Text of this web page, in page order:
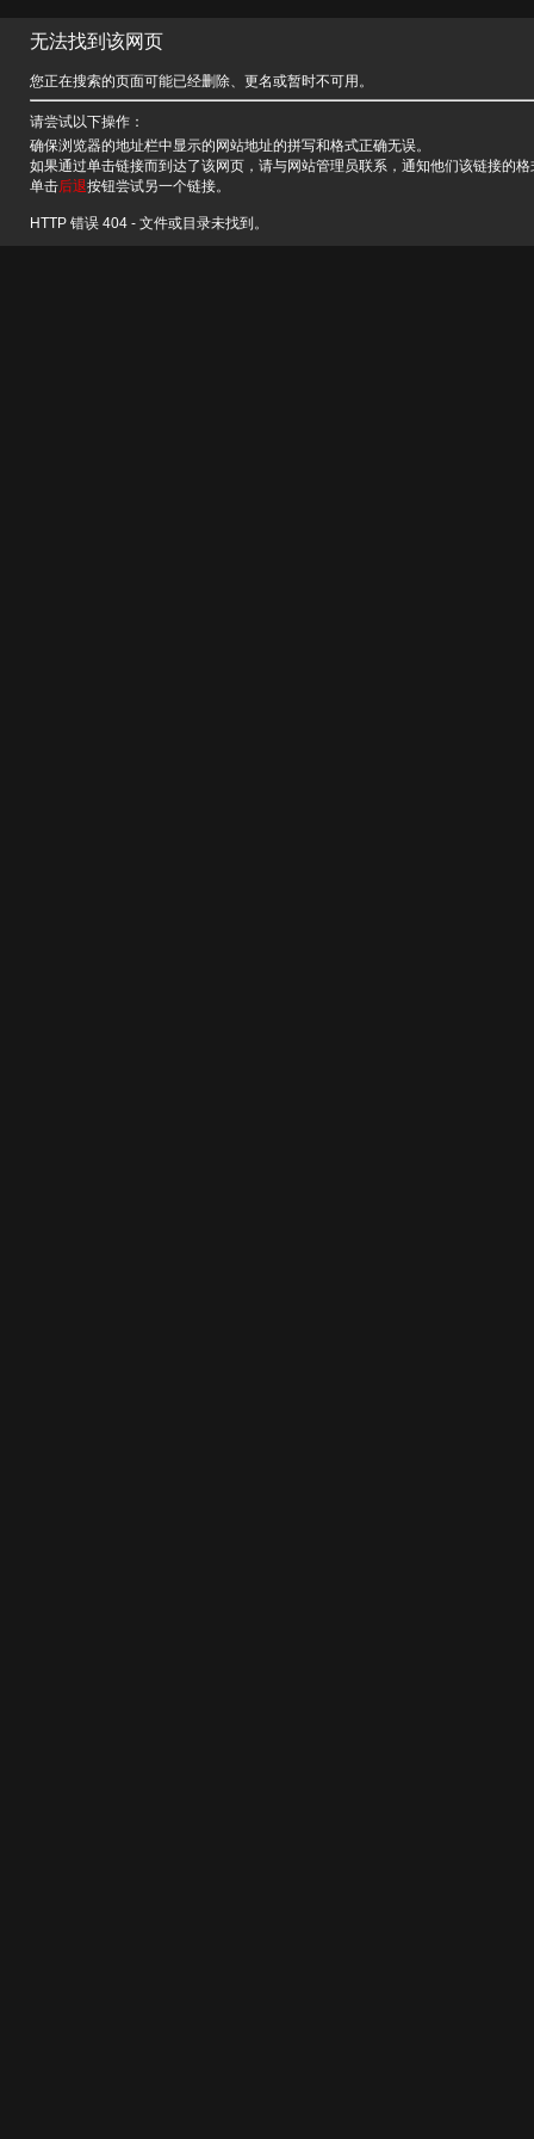
无法找到该网页
您正在搜索的页面可能已经删除、更名或暂时不可用。
请尝试以下操作：
确保浏览器的地址栏中显示的网站地址的拼写和格式正确无误。
如果通过单击链接而到达了该网页，请与网站管理员联系，通知他们该链接的
单击后退按钮尝试另一个链接。
HTTP 错误 404 - 文件或目录未找到。